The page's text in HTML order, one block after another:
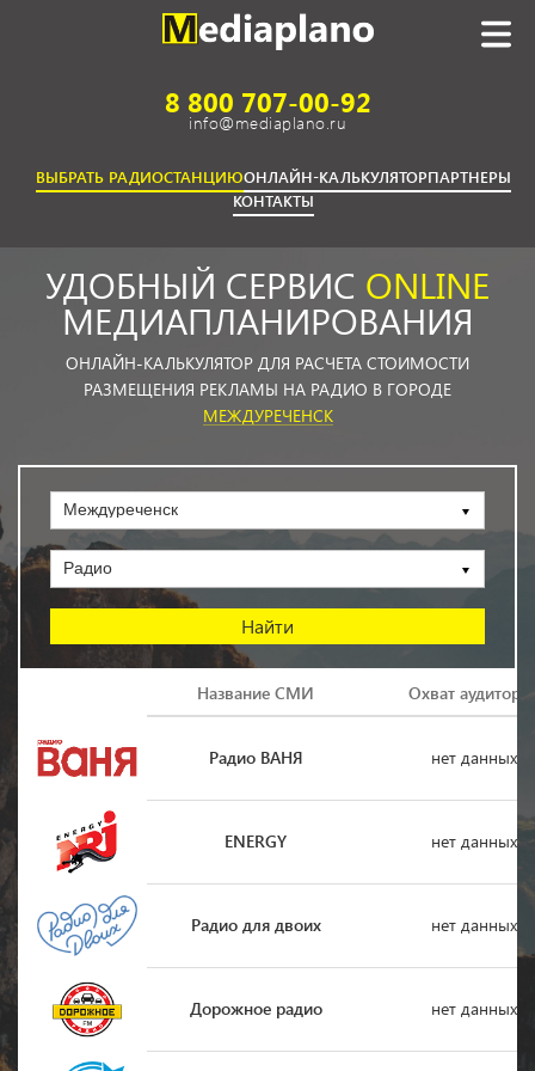
8 800 707-00-92
info@mediaplano.ru
УДОБНЫЙ СЕРВИС ONLINE
МЕДИАПЛАНИРОВАНИЯ
ОНЛАЙН-КАЛЬКУЛЯТОР ДЛЯ РАСЧЕТА СТОИМОСТИ
РАЗМЕЩЕНИЯ РЕКЛАМЫ НА РАДИО В ГОРОДЕ
МЕЖДУРЕЧЕНСК
Междуреченск
Радио
Название СМИ Охват
Радио ВАНЯ нет данных
ENERGY нет данных
Радио для двоих нет данных
Дорожное радио нет данных
ВЫБРАТЬ РАДИОСТАНЦИЮОНЛАЙН-КАЛЬКУЛЯТОРПАРТНЕРЫ
КОНТАКТЫ